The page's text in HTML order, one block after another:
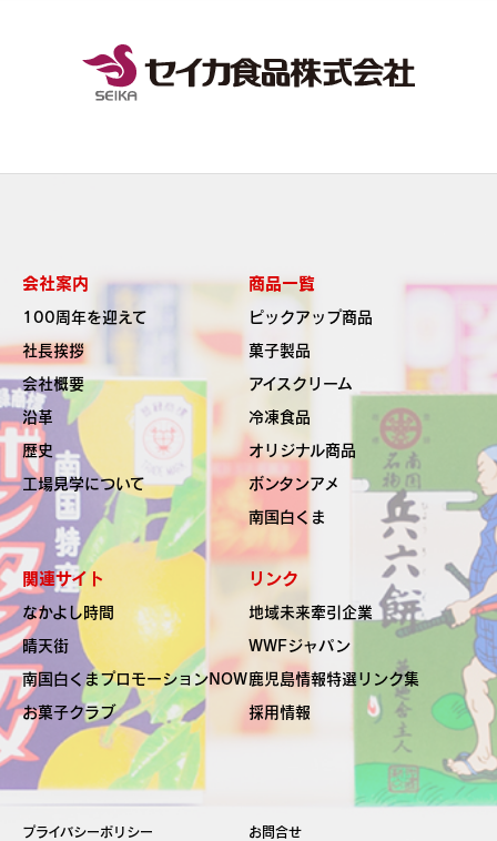
会社案内
100周年を迎えて
社長挨拶
会社概要
沿革
歴史
工場見学について
商品一覧
ピックアップ商品
菓子製品
アイスクリーム
冷凍食品
オリジナル商品
ボンタンアメ
南国白くま
関連サイト
なかよし時間
晴天街
南国白くまプロモーションNOW
お菓子クラブ
リンク
地域未来牽引企業
WWFジャパン
鹿児島情報特選リンク集
採用情報
プライバシーポリシー お問合せ